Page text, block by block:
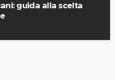
guida alla scelta